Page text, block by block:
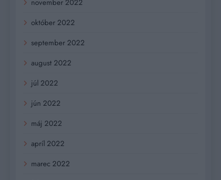
november 2022
október 2022
september 2022
august 2022
júl 2022
jún 2022
máj 2022
apríl 2022
marec 2022